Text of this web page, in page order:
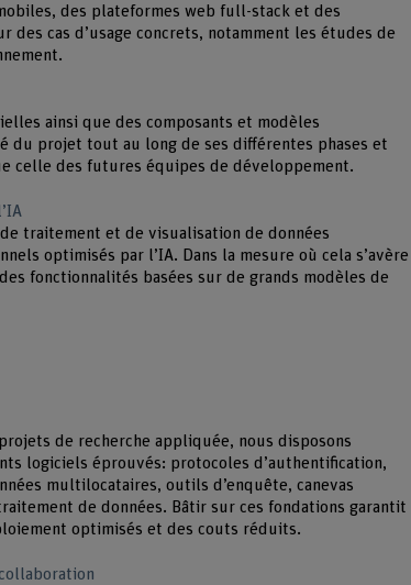
des plateformes web full-stack et des
cas d’usage concrets, notamment les études de
ainsi que des composants et modèles
du projet tout au long de ses différentes phases et
celle des futures équipes de développement.
traitement et de visualisation de données
optimisés par l’IA. Dans la mesure où cela s’avère
fonctionnalités basées sur de grands modèles de
de recherche appliquée, nous disposons
logiciels éprouvés: protocoles d’authentification,
multilocataires, outils d’enquête, canevas
de données. Bâtir sur ces fondations garantit
optimisés et des couts réduits.